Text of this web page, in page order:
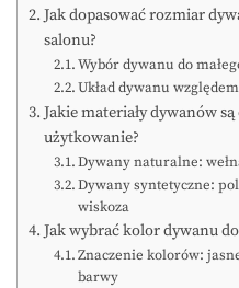
Jak dopasować rozmiar
salonu?
Wybór dywanu do
Układ dywanu
Jakie materiały dywanów
użytkowanie?
Dywany naturalne:
Dywany syntetyczne:
wiskoza
Jak wybrać kolor dywanu
Znaczenie kolorów:
barwy